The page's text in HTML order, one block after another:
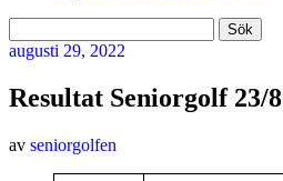
efter:
augusti 29, 2022
Resultat Seniorgolf 23/8
av seniorgolfen